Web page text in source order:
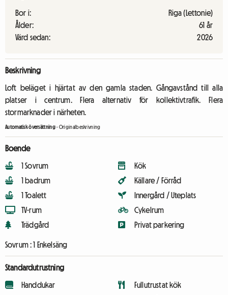
Bor i:
Riga (Lettonie)
Ålder:
61 år
Värd sedan:
2026
Beskrivning
Loft beläget i hjärtat av den gamla staden. Gångavstånd till alla
platser i centrum. Flera alternativ för kollektivtrafik. Flera
stormarknader i närheten.
Automatisk översättning-Originalbeskrivning
Boende
1 Sovrum
1 badrum
1 Toalett
TV-rum
Trädgård
Kök
Källare / Förråd
Innergård / Uteplats
Cykelrum
Privat parkering
Sovrum :1 Enkelsäng
Standardutrustning
Handdukar
Fullutrustat kök